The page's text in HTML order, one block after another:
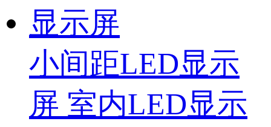
显示屏
小间距LED显示
屏 室内LED显示